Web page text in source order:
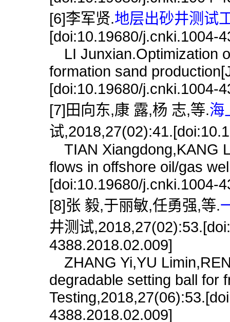
[6]李军贤.地层出砂井测试
[doi:10.19680/j.cnki.1004-
LI Junxian.Optimization
formation sand
[doi:10.19680/j.cnki.1004-
[7]田向东,康 露,杨 志,等.海
试
TIAN Xiangdong,KANG
flows in offshore oil/gas
[doi:10.19680/j.cnki.1004-
[8]张 毅,于丽敏,任勇强,等.
井测试
4388.2018.02.009]
ZHANG Yi,YU
degradable setting ball for
4388.2018.02.009]